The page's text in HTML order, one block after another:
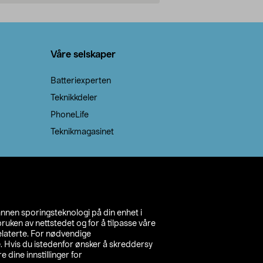
sporingsteknologi på din enhet i
av nettstedet og for å tilpasse våre
For nødvendige
Hvis du istedenfor ønsker å skreddersy
dine innstillinger for
Våre selskaper
Batteriexperten
Teknikkdeler
PhoneLife
Teknikmagasinet